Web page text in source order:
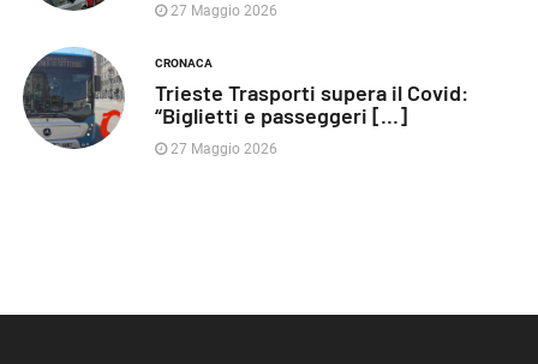
27 Maggio 2026
CRONACA
Trieste Trasporti supera il Covid:
“Biglietti e passeggeri [...]
27 Maggio 2026